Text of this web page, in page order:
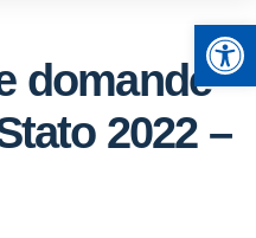
domande
2022 –